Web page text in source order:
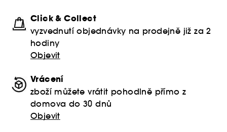
Click & Collect
vyzvednutí objednávky na prodejně již za 2
hodiny
Objevit
Vrácení
zboží můžete vrátit pohodlně přímo z
domova do 30 dnů
Objevit